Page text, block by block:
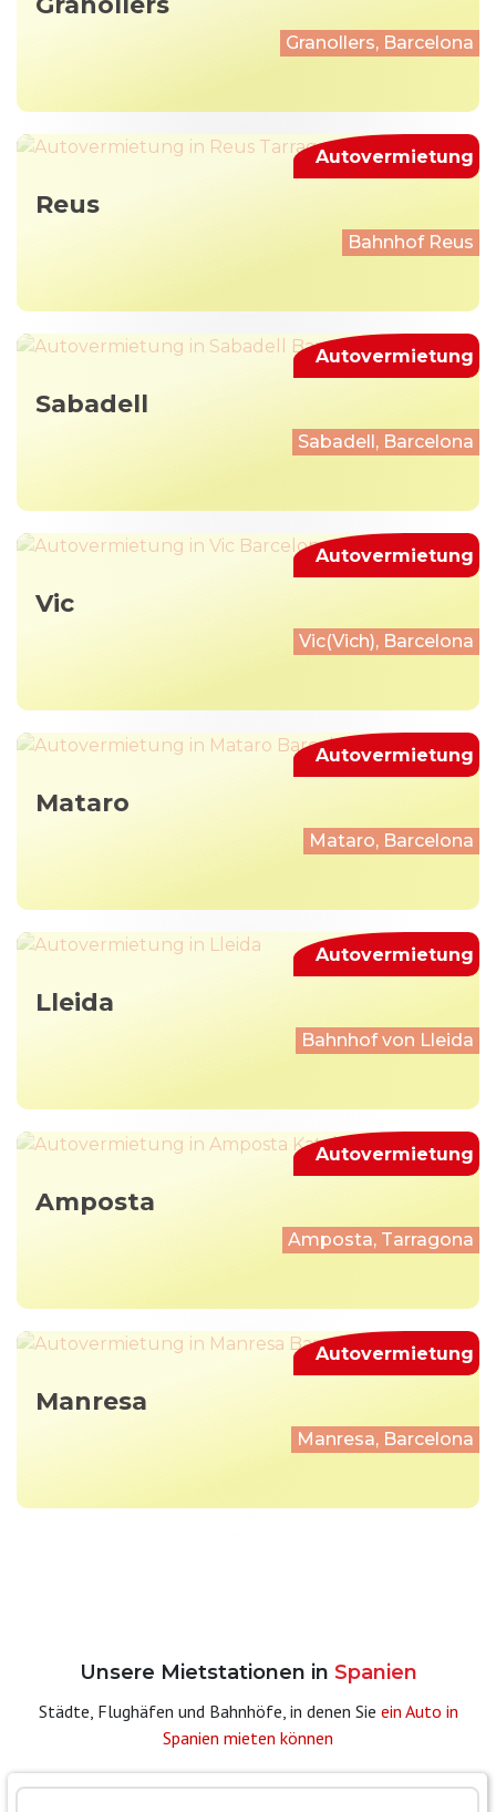
Granollers, Barcelona
Reus
Bahnhof Reus
Autovermietung
Sabadell
Sabadell, Barcelona
Autovermietung
Vic
Vic(Vich), Barcelona
Autovermietung
Mataro
Mataro, Barcelona
Autovermietung
Lleida
Bahnhof von Lleida
Autovermietung
Amposta
Amposta, Tarragona
Autovermietung
Manresa
Manresa, Barcelona
Autovermietung
Unsere Mietstationen in Spanien
Städte, Flughäfen und Bahnhöfe, in denen Sie ein Auto in
Spanien mieten können